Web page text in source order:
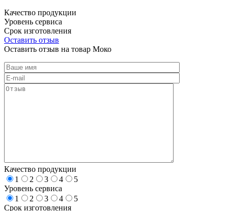
Качество продукции
Уровень сервиса
Срок изготовления
Оставить отзыв
Оставить отзыв на товар Моко
Качество продукции
1
2 3 4
5
Уровень сервиса
1
2 3 4
5
Срок изготовления